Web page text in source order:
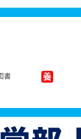
の図書